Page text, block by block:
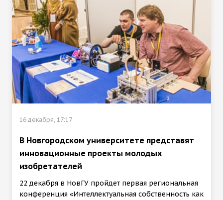
16 декабря, 17:17
В Новгородском университете представят
инновационные проекты молодых
изобретателей
22 декабря в НовГУ пройдет первая региональная
конференция «Интеллектуальная собственность как